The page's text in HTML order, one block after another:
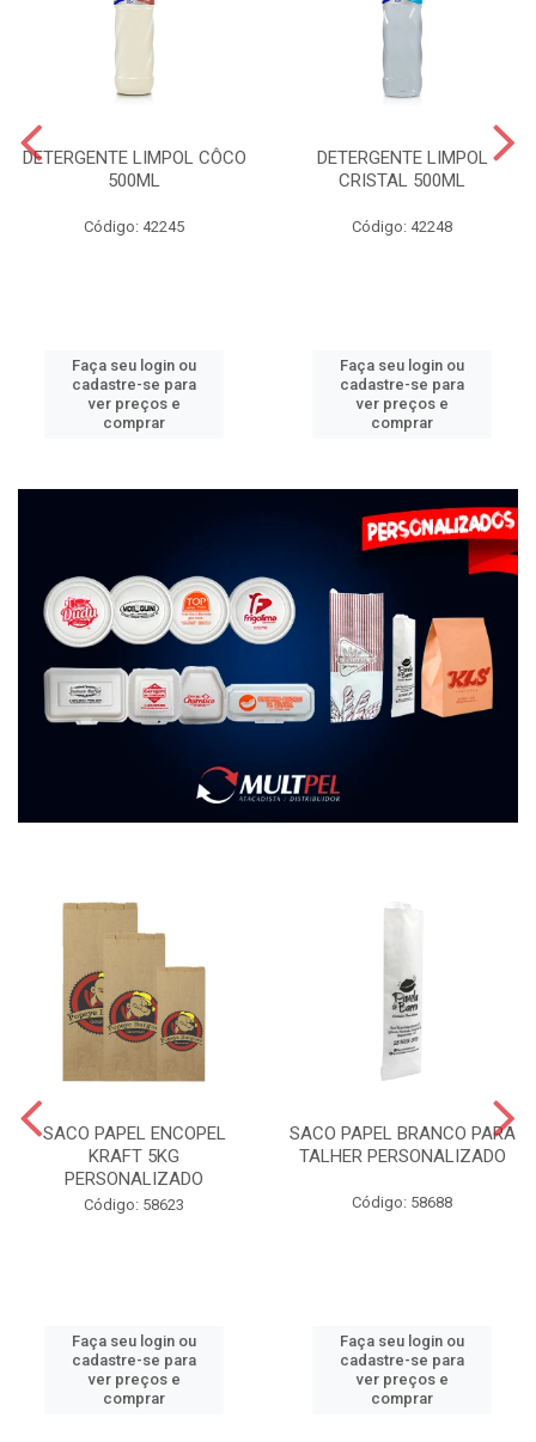
DETERGENTE LIMPOL CÔCO
500ML
Código: 42245
Faça seu login ou
cadastre-se para
ver preços e
comprar
DETERGENTE LIMPOL
CRISTAL 500ML
Código: 42248
Faça seu login ou
cadastre-se para
ver preços e
comprar
SACO PAPEL ENCOPEL
KRAFT 5KG
PERSONALIZADO
Código: 58623
Faça seu login ou
cadastre-se para
ver preços e
comprar
SACO PAPEL BRANCO PARA
TALHER PERSONALIZADO
Código: 58688
Faça seu login ou
cadastre-se para
ver preços e
comprar